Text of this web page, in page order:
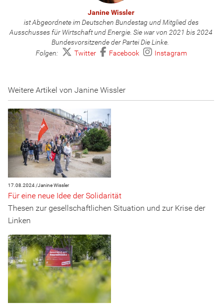
Janine Wissler
ist Abgeordnete im Deutschen Bundestag und Mitglied des
Ausschusses für Wirtschaft und Energie. Sie war von 2021 bis 2024
Bundesvorsitzende der Partei Die Linke.
Folgen:
Twitter Facebook Instagram
Weitere Artikel von Janine Wissler
17.08.2024 /Janine Wissler
Für eine neue Idee der Solidarität
Thesen zur gesellschaftlichen Situation und zur Krise der
Linken